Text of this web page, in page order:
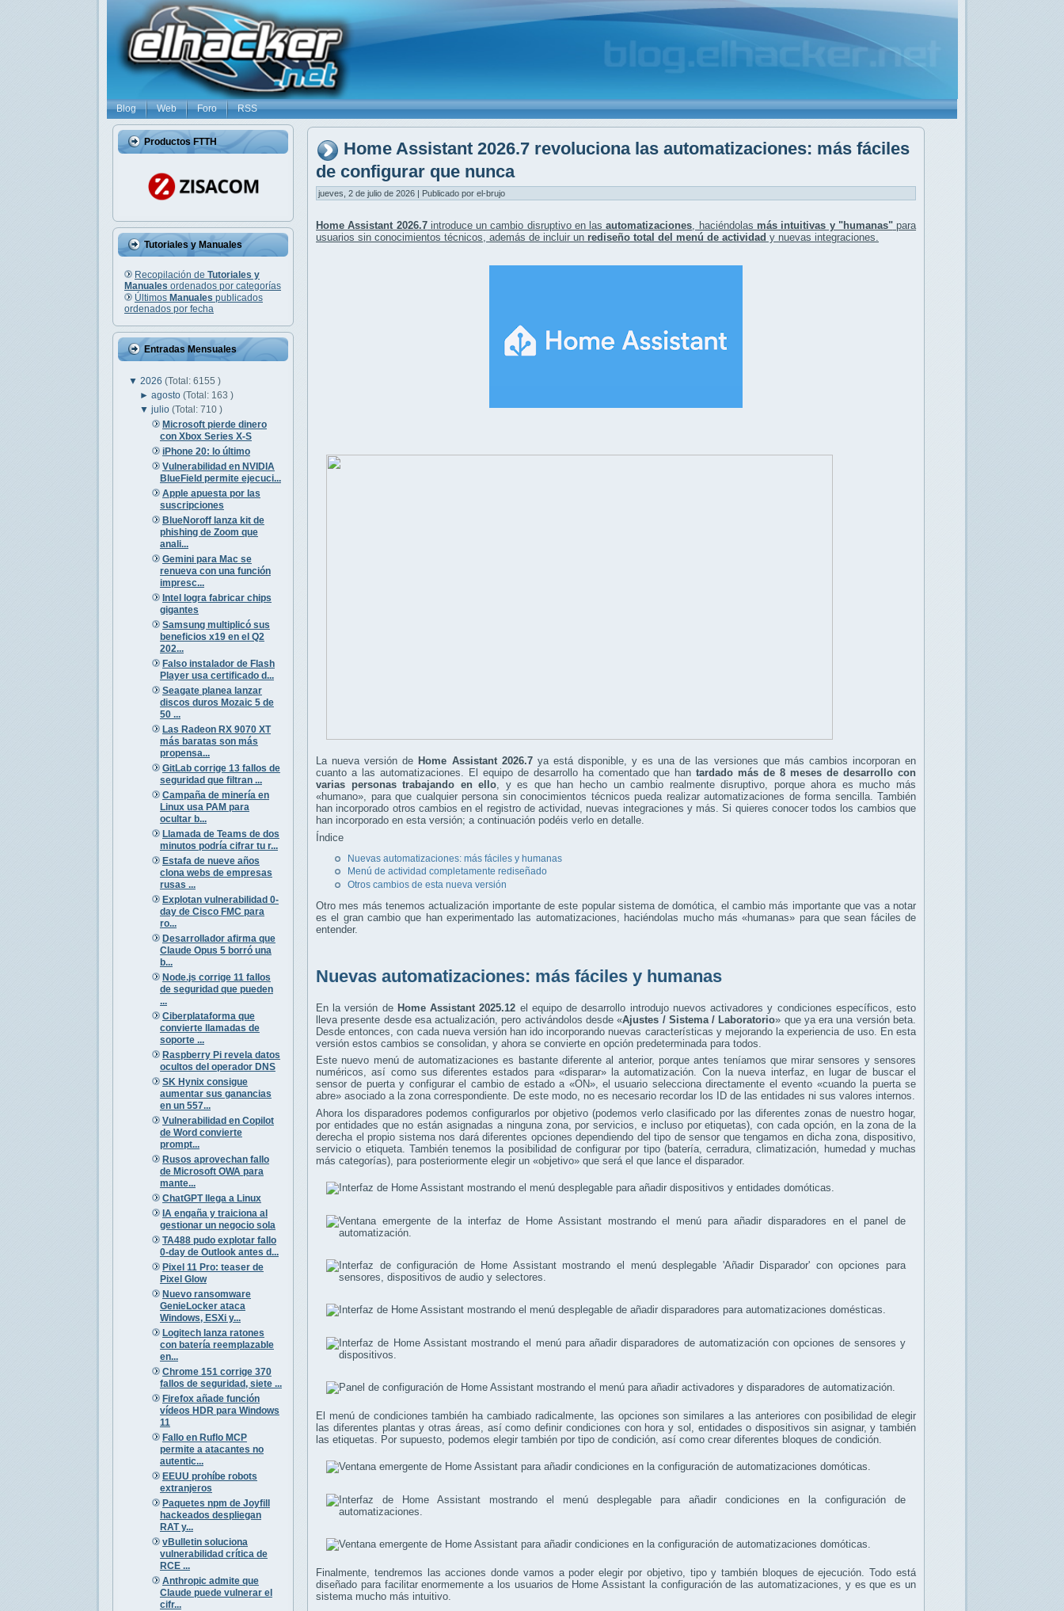
Blog Web Foro RSS
Productos FTTH
Tutoriales y Manuales
Recopilación de Tutoriales y
Manuales ordenados por categorías
Últimos Manuales publicados
ordenados por fecha
Entradas Mensuales
▼ 2026 (Total: 6155 )
►agosto(Total: 163 )
▼julio(Total: 710 )
Microsoft pierde dinero
con Xbox Series X-S
iPhone 20: lo último
Vulnerabilidad en NVIDIA
BlueField permite ejecuci...
Apple apuesta por las
suscripciones
BlueNoroff lanza kit de
phishing de Zoom que
anali...
Gemini para Mac se
renueva con una función
impresc...
Intel logra fabricar chips
gigantes
Samsung multiplicó sus
beneficios x19 en el Q2
202...
Falso instalador de Flash
Player usa certificado d...
Seagate planea lanzar
discos duros Mozaic 5 de
50 ...
Las Radeon RX 9070 XT
más baratas son más
propensa...
GitLab corrige 13 fallos de
seguridad que filtran ...
Campaña de minería en
Linux usa PAM para
ocultar b...
Llamada de Teams de dos
minutos podría cifrar tu r...
Estafa de nueve años
clona webs de empresas
rusas ...
Explotan vulnerabilidad 0-
day de Cisco FMC para
ro...
Desarrollador afirma que
Claude Opus 5 borró una
b...
Node.js corrige 11 fallos
de seguridad que pueden
...
Ciberplataforma que
convierte llamadas de
soporte ...
Raspberry Pi revela datos
ocultos del operador DNS
SK Hynix consigue
aumentar sus ganancias
en un 557...
Vulnerabilidad en Copilot
de Word convierte
prompt...
Rusos aprovechan fallo
de Microsoft OWA para
mante...
ChatGPT llega a Linux
IA engaña y traiciona al
gestionar un negocio sola
TA488 pudo explotar fallo
0-day de Outlook antes d...
Pixel 11 Pro: teaser de
Pixel Glow
Nuevo ransomware
GenieLocker ataca
Windows, ESXi y...
Logitech lanza ratones
con batería reemplazable
en...
Chrome 151 corrige 370
fallos de seguridad, siete ...
Firefox añade función
vídeos HDR para Windows
11
Fallo en Ruflo MCP
permite a atacantes no
autentic...
EEUU prohíbe robots
extranjeros
Paquetes npm de Joyfill
hackeados despliegan
RAT y...
vBulletin soluciona
vulnerabilidad crítica de
RCE ...
Anthropic admite que
Claude puede vulnerar el
cifr...
Home Assistant 2026.7 revoluciona las automatizaciones: más fáciles
de configurar que nunca
jueves, 2 de julio de 2026 | Publicado por el-brujo
Home Assistant 2026.7introduce un cambio disruptivo en lasautomatizaciones , haciéndolas más intuitivas y "humanas"para
usuarios sin conocimientos técnicos, además de incluir un rediseño total del menú de actividad y nuevas integraciones.
La nueva versión de Home Assistant 2026.7ya está disponible, y es una de las versiones que más cambios incorporan en
cuanto a las automatizaciones. El equipo de desarrollo ha comentado que hantardado más de 8 meses de desarrollo con
varias personas trabajando en ello, y es que han hecho un cambio realmente disruptivo, porque ahora es mucho más
«humano», para que cualquier persona sin conocimientos técnicos pueda realizar automatizaciones de forma sencilla. También
han incorporado otros cambios en el registro de actividad, nuevas integraciones y más. Si quieres conocer todos los cambios que
han incorporado en esta versión; a continuación podéis verlo en detalle.
Índice
Nuevas automatizaciones: más fáciles y humanas
Menú de actividad completamente rediseñado
Otros cambios de esta nueva versión
Otro mes más tenemos actualización importante de este popular sistema de domótica, el cambio más importante que vas a notar
es el gran cambio que han experimentado las automatizaciones, haciéndolas mucho más «humanas» para que sean fáciles de
entender.
Nuevas automatizaciones: más fáciles y humanas
En la versión de Home Assistant 2025.12 el equipo de desarrollo introdujo nuevos activadores y condiciones específicos, esto
lleva presente desde esa actualización, pero activándolos desde «Ajustes / Sistema / Laboratorio» que ya era una versión beta.
Desde entonces, con cada nueva versión han ido incorporando nuevas características y mejorando la experiencia de uso. En esta
versión estos cambios se consolidan, y ahora se convierte en opción predeterminada para todos.
Este nuevo menú de automatizaciones es bastante diferente al anterior, porque antes teníamos que mirar sensores y sensores
numéricos, así como sus diferentes estados para «disparar» la automatización. Con la nueva interfaz, en lugar de buscar el
sensor de puerta y configurar el cambio de estado a «ON», el usuario selecciona directamente el evento «cuando la puerta se
abre» asociado a la zona correspondiente. De este modo, no es necesario recordar los ID de las entidades ni sus valores internos.
Ahora los disparadores podemos configurarlos por objetivo (podemos verlo clasificado por las diferentes zonas de nuestro hogar,
por entidades que no están asignadas a ninguna zona, por servicios, e incluso por etiquetas), con cada opción, en la zona de la
derecha el propio sistema nos dará diferentes opciones dependiendo del tipo de sensor que tengamos en dicha zona, dispositivo,
servicio o etiqueta. También tenemos la posibilidad de configurar por tipo (batería, cerradura, climatización, humedad y muchas
más categorías), para posteriormente elegir un «objetivo» que será el que lance el disparador.
El menú de condiciones también ha cambiado radicalmente, las opciones son similares a las anteriores con posibilidad de elegir
las diferentes plantas y otras áreas, así como definir condiciones con hora y sol, entidades o dispositivos sin asignar, y también
las etiquetas. Por supuesto, podemos elegir también por tipo de condición, así como crear diferentes bloques de condición.
Finalmente, tendremos las acciones donde vamos a poder elegir por objetivo, tipo y también bloques de ejecución. Todo está
diseñado para facilitar enormemente a los usuarios de Home Assistant la configuración de las automatizaciones, y es que es un
sistema mucho más intuitivo.